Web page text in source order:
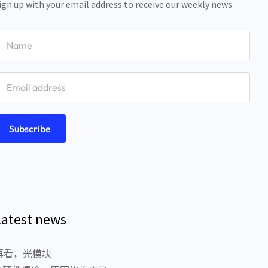
up with your email address to receive our weekly news
news
看，光模块